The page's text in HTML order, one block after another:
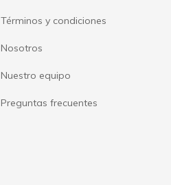
Términos y condiciones
Nosotros
Nuestro equipo
Preguntas frecuentes